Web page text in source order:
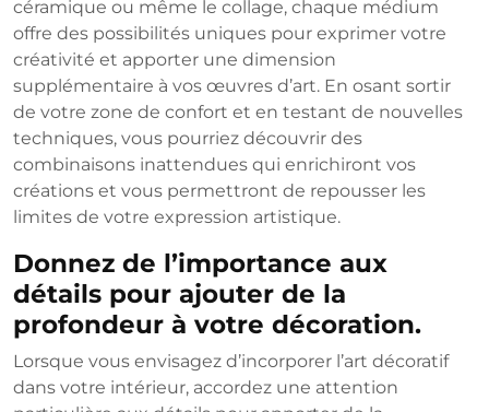
céramique ou même le collage, chaque médium
offre des possibilités uniques pour exprimer votre
créativité et apporter une dimension
supplémentaire à vos œuvres d’art. En osant sortir
de votre zone de confort et en testant de nouvelles
techniques, vous pourriez découvrir des
combinaisons inattendues qui enrichiront vos
créations et vous permettront de repousser les
limites de votre expression artistique.
Donnez de l’importance aux
détails pour ajouter de la
profondeur à votre décoration.
Lorsque vous envisagez d’incorporer l’art décoratif
dans votre intérieur, accordez une attention